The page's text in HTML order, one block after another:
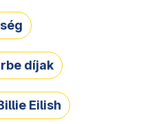
díjak
Eilish